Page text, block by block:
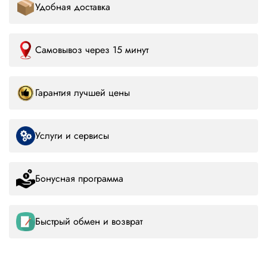
Удобная доставка
Самовывоз через 15 минут
Гарантия лучшей цены
Услуги и сервисы
Бонусная программа
Быстрый обмен и возврат